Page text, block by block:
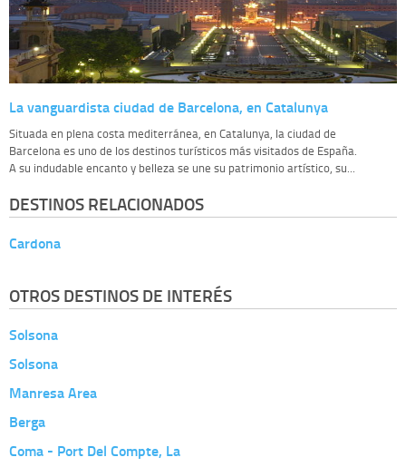
La vanguardista ciudad de Barcelona, en Catalunya
Situada en plena costa mediterránea, en Catalunya, la ciudad de
Barcelona es uno de los destinos turísticos más visitados de España.
A su indudable encanto y belleza se une su patrimonio artístico, su...
DESTINOS RELACIONADOS
Cardona
OTROS DESTINOS DE INTERÉS
Solsona
Solsona
Manresa Area
Berga
Coma - Port Del Compte, La